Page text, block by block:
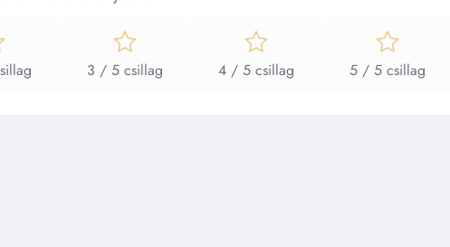
3 / 5 csillag 4 / 5 csillag 5 / 5 csillag